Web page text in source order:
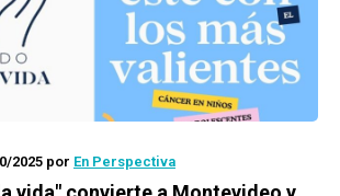
2025 por En Perspectiva